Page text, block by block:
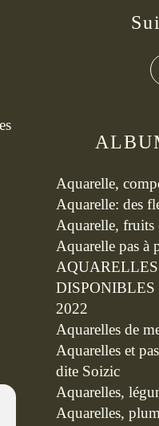
Aquarelle,
Aquarelle: des
Aquarelle, fruits
Aquarelle pas à
DISPONIBLES
2022
Aquarelles de
Aquarelles et
dite Soizic
Aquarelles,
Aquarelles,